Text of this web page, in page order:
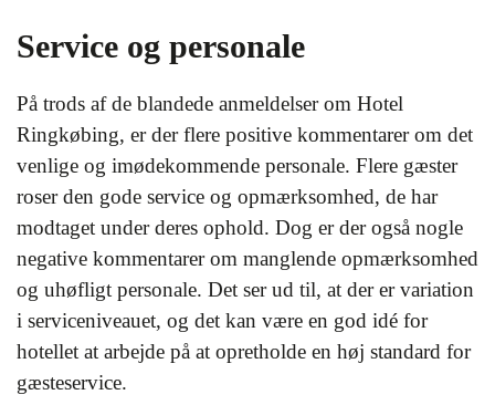
Service og personale
På trods af de blandede anmeldelser om Hotel
Ringkøbing, er der flere positive kommentarer om det
venlige og imødekommende personale. Flere gæster
roser den gode service og opmærksomhed, de har
modtaget under deres ophold. Dog er der også nogle
negative kommentarer om manglende opmærksomhed
og uhøfligt personale. Det ser ud til, at der er variation
i serviceniveauet, og det kan være en god idé for
hotellet at arbejde på at opretholde en høj standard for
gæsteservice.